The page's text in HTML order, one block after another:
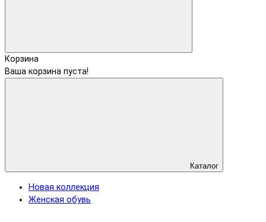
Корзина
Ваша корзина пуста!
Каталог
Новая коллекция
Женская обувь